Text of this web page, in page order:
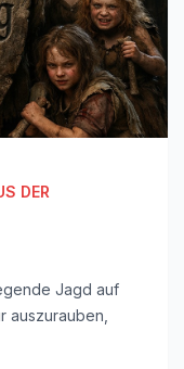
DER
Jagd auf
auszurauben,